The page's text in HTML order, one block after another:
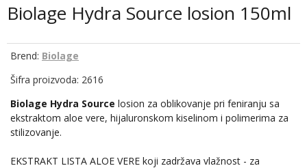
Biolage Hydra Source losion 150ml
Brend: Biolage
Šifra proizvoda: 2616
Biolage Hydra Source losion za oblikovanje pri feniranju sa
ekstraktom aloe vere, hijaluronskom kiselinom i polimerima za
stilizovanje.
EKSTRAKT LISTA ALOE VERE koji zadržava vlažnost - za